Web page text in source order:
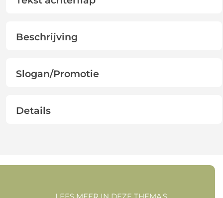
Beschrijving
Slogan/Promotie
Details